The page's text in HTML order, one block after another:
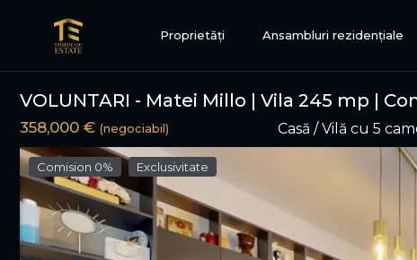
Proprietăți Ansambluri rezidențiale
VOLUNTARI - Matei Millo | Vila 245 mp |
358,000 € (negociabil) Casă / Vilă cu 5
Comision 0% Exclusivitate